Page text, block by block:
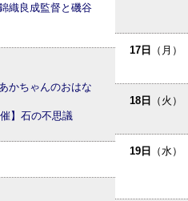
織良成監督と磯谷
かちゃんのおはな
】石の不思議
17日 （月）
18日 （火）
19日 （水）